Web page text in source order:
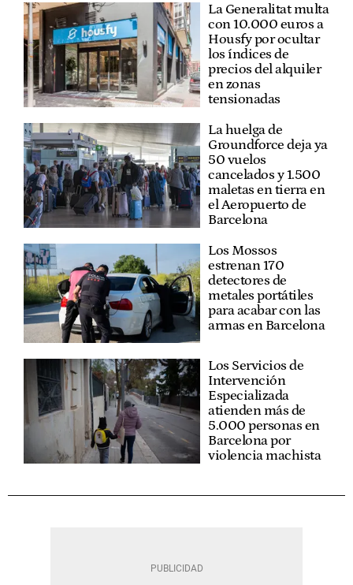
La Generalitat multa
con 10.000 euros a
Housfy por ocultar
los índices de
precios del alquiler
en zonas
tensionadas
La huelga de
Groundforce deja ya
50 vuelos
cancelados y 1.500
maletas en tierra en
el Aeropuerto de
Barcelona
Los Mossos
estrenan 170
detectores de
metales portátiles
para acabar con las
armas en Barcelona
Los Servicios de
Intervención
Especializada
atienden más de
5.000 personas en
Barcelona por
violencia machista